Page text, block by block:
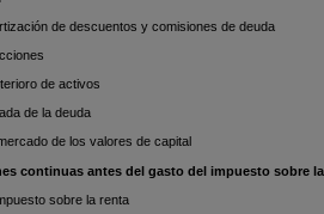
de descuentos y comisiones de deuda
de activos
de la deuda
de los valores de capital
continuas antes del gasto del impuesto sobre
sobre la renta